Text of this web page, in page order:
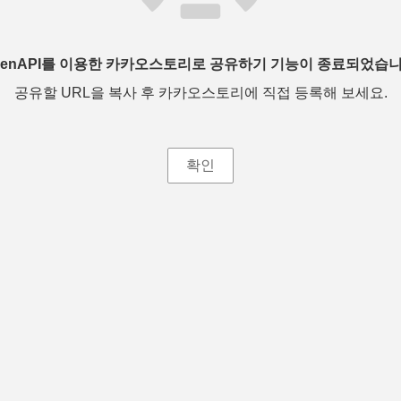
를 이용한 카카오스토리로 공유하기 기능이 종료되었습
공유할 URL을 복사 후 카카오스토리에 직접 등록해 보세요.
확인